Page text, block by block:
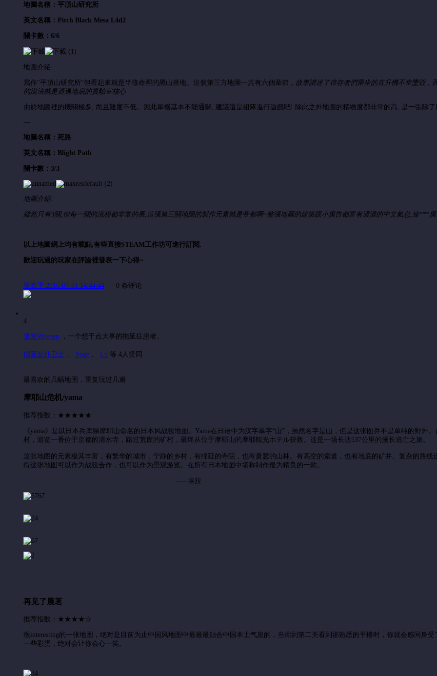
地圖名稱：平頂山研究所
英文名稱： Pitch Black Mesa L4d2
關卡數：6/6
地圖介紹:
寫作"平頂山研究所"但看起來就是半條命裡的黑山基地。這個第三方地圖一共有六個章節， 故事講述了倖存者們乘坐的直升機不幸墜毀，
的辦法就是通過地底的實驗室核心
由於地圖裡的機關極多, 而且難度不低。因此單機基本不能通關, 建議還是組隊進行遊戲吧! 除此之外地圖的精緻度都非常的高, 是一張除了
---
地圖名稱：死路
英文名稱：Blight Path
關卡數：3/3
地圖介紹:
雖然只有3關,但每一關的流程都非常的長,這張第三關地圖的製作元素就是帝都啊~整張地圖的建築跟小廣告都富有濃濃的中文氣息,連***
以上地圖網上均有載點,有些直接STEAM工作坊可進行訂閱.
歡迎玩過的玩家在評論裡發表一下心得~
发布于 2016-07-31 14:44:44 0 条评论
4
道笔Waypen ， 一个想干点大事的拖延症患者。
假面女仆卫士 Yoge Lb 等 4人赞同
最喜欢的几幅地图，重复玩过几遍
摩耶山危机/yama
推荐指数： ★ ★ ★ ★ ★
《yama》是以日本兵库県摩耶山命名的日本风战役地图。Yama在日语中为汉字单字“山”，虽然名字是山，但是这张图并不是单纯的野外
村，游览一番位于京都的清水寺，路过荒废的矿村，最终从位于摩耶山的摩耶観光ホテル获救。这是一场长达537公里的漫长逃亡之旅。
这张地图的元素极其丰富，有繁华的城市，宁静的乡村，有绵延的寺院，也有萧瑟的山林。有高空的索道，也有地底的矿井。复杂的路
得这张地图可以作为战役合作，也可以作为景观游览。在所有日本地图中堪称制作最为精良的一款。
-----埃拉
再见了晨茗
推荐指数： ★ ★ ★ ★ ☆
很interesting的一张地图，绝对是目前为止中国风地图中最最最贴合中国本土气息的，当你到第二关看到那熟悉的平楼时，你就会感同身
一些彩蛋，绝对会让你会心一笑。